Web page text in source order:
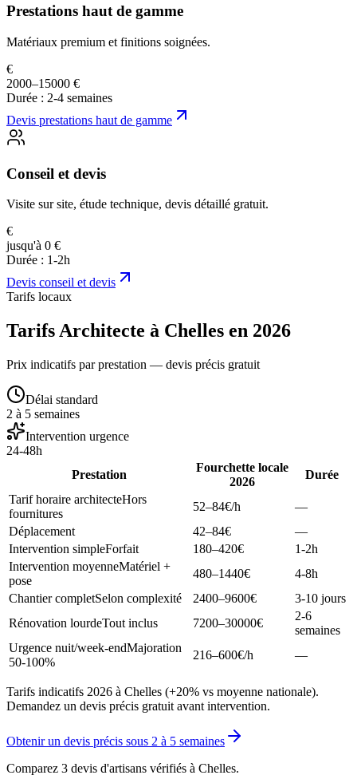
Prestations haut de gamme
Matériaux premium et finitions soignées.
€
2000–15000 €
Durée : 2-4 semaines
Devis prestations haut de gamme
Conseil et devis
Visite sur site, étude technique, devis détaillé gratuit.
€
jusqu'à 0 €
Durée : 1-2h
Devis conseil et devis
Tarifs locaux
Tarifs Architecte à Chelles en 2026
Prix indicatifs par prestation — devis précis gratuit
Délai standard
2 à 5 semaines
Intervention urgence
24-48h
Prestation
Fourchette locale
2026
Durée
Tarif horaire architecteHors
fournitures
52–84€/h
—
Déplacement
42–84€
—
Intervention simpleForfait 180–420€
1-2h
Intervention moyenneMatériel +
pose
480–1440€
4-8h
Chantier completSelon complexité 2400–9600€
3-10 jours
Rénovation lourdeTout inclus 7200–30000€
2-6
semaines
Urgence nuit/week-endMajoration
50-100%
216–600€/h —
Tarifs indicatifs 2026 à Chelles (+20% vs moyenne nationale).
Demandez un devis précis gratuit avant intervention.
Obtenir un devis précis sous 2 à 5 semaines
Comparez 3 devis d'artisans vérifiés à Chelles.